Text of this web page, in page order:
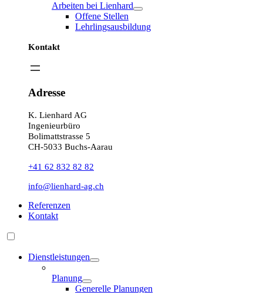
Arbeiten bei Lienhard
Offene Stellen
Lehrlingsausbildung
Kontakt
Adresse
K. Lienhard AG
Ingenieurbüro
Bolimattstrasse 5
CH-5033 Buchs-Aarau
+41 62 832 82 82
info@lienhard-ag.ch
Referenzen
Kontakt
Dienstleistungen
Planung
Generelle Planungen